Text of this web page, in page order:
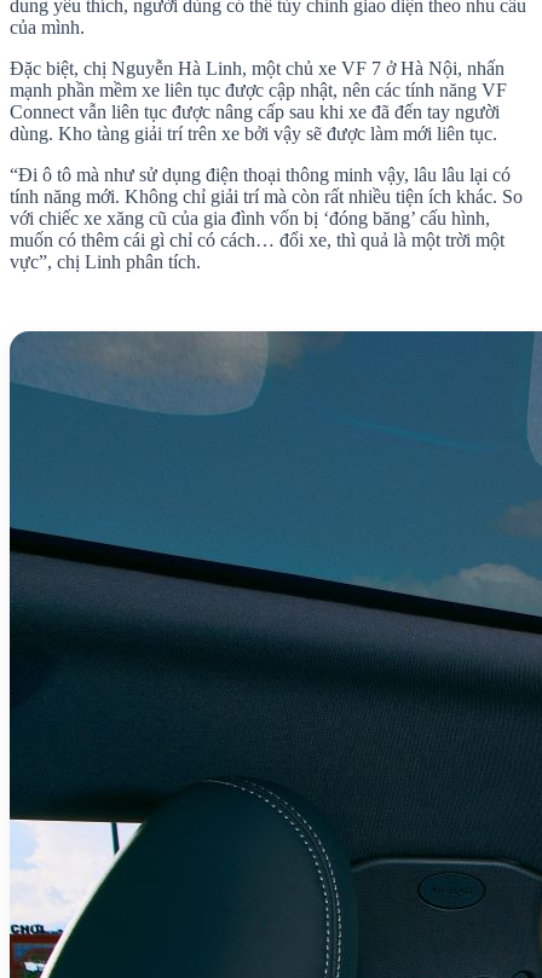
dung yêu thích, người dùng có thể tùy chỉnh giao diện theo nhu cầu
của mình.
Đặc biệt, chị Nguyễn Hà Linh, một chủ xe VF 7 ở Hà Nội, nhấn
mạnh phần mềm xe liên tục được cập nhật, nên các tính năng VF
Connect vẫn liên tục được nâng cấp sau khi xe đã đến tay người
dùng. Kho tàng giải trí trên xe bởi vậy sẽ được làm mới liên tục.
“Đi ô tô mà như sử dụng điện thoại thông minh vậy, lâu lâu lại có
tính năng mới. Không chỉ giải trí mà còn rất nhiều tiện ích khác. So
với chiếc xe xăng cũ của gia đình vốn bị ‘đóng băng’ cấu hình,
muốn có thêm cái gì chỉ có cách… đổi xe, thì quả là một trời một
vực”, chị Linh phân tích.